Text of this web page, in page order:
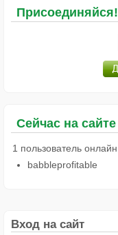
Присоединяйся!
Сейчас на сайте
1 пользователь онлайн.
babbleprofitable
Вход на сайт